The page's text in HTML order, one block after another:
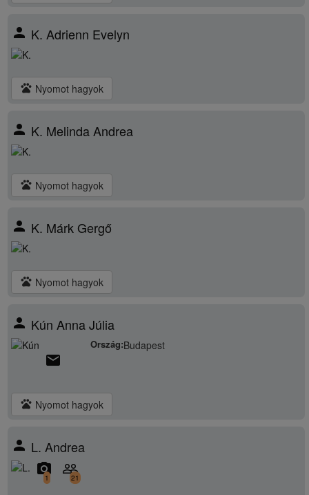
person K. Adrienn Evelyn
pets Nyomot hagyok
person K. Melinda Andrea
pets Nyomot hagyok
person K. Márk Gergő
pets Nyomot hagyok
person Kún Anna Júlia
Ország:Budapest
email
pets Nyomot hagyok
person L. Andrea
camera_alt
1
people_outline
21